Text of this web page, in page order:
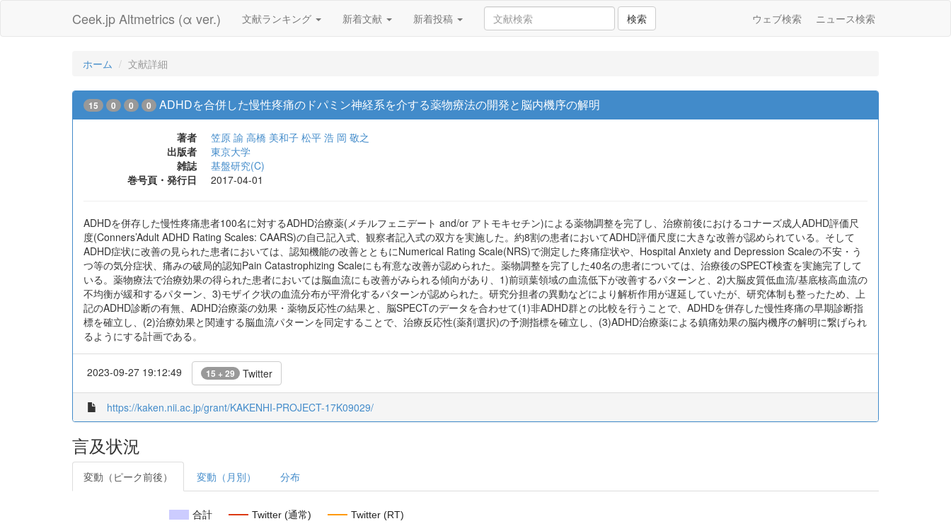
Ceek.jp Altmetrics (α ver.) 文献ランキング 新着文献 新着投稿 検索 ウェブ検索 ニュース検索
ホーム 文献詳細
15 0 0 0 ADHDを合併した慢性疼痛のドパミン神経系を介する薬物療法の開発と脳内機序の解明
著者 笠原 諭 高橋 美和子 松平 浩 岡 敬之
出版者
東京大学
雑誌
基盤研究(C)
巻号頁・発行日
2017-04-01
ADHDを併存した慢性疼痛患者100名に対するADHD治療薬(メチルフェニデート and/or アトモキセチン)による薬物調整を完了し、治療前後におけるコナーズ成人ADHD評価尺
度(Conners’Adult ADHD Rating Scales: CAARS)の自己記入式、観察者記入式の双方を実施した。約8割の患者においてADHD評価尺度に大きな改善が認められている。そして
ADHD症状に改善の見られた患者においては、認知機能の改善とともにNumerical Rating Scale(NRS)で測定した疼痛症状や、Hospital Anxiety and Depression Scaleの不安・う
つ等の気分症状、痛みの破局的認知Pain Catastrophizing Scaleにも有意な改善が認められた。薬物調整を完了した40名の患者については、治療後のSPECT検査を実施完了して
いる。薬物療法で治療効果の得られた患者においては脳血流にも改善がみられる傾向があり、1)前頭葉領域の血流低下が改善するパターンと、2)大脳皮質低血流/基底核高血流の
不均衡が緩和するパターン、3)モザイク状の血流分布が平滑化するパターンが認められた。研究分担者の異動などにより解析作用が遅延していたが、研究体制も整ったため、上
記のADHD診断の有無、ADHD治療薬の効果・薬物反応性の結果と、脳SPECTのデータを合わせて(1)非ADHD群との比較を行うことで、ADHDを併存した慢性疼痛の早期診断指
標を確立し、(2)治療効果と関連する脳血流パターンを同定することで、治療反応性(薬剤選択)の予測指標を確立し、(3)ADHD治療薬による鎮痛効果の脳内機序の解明に繋げられ
るようにする計画である。
2023-09-27 19:12:49 15 + 29 Twitter
https://kaken.nii.ac.jp/grant/KAKENHI-PROJECT-17K09029/
言及状況
変動（ピーク前後） 変動（月別） 分布
合計 Twitter (通常) Twitter (RT)